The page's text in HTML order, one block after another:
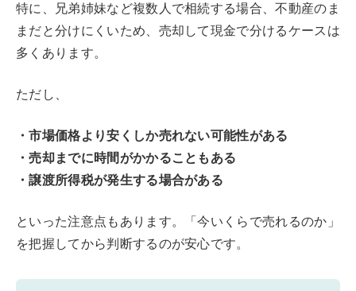
特に、兄弟姉妹など複数人で相続する場合、不動産のま
まだと分けにくいため、売却して現金で分けるケースは
多くあります。
ただし、
・市場価格より安くしか売れない可能性がある
・売却までに時間がかかることもある
・譲渡所得税が発生する場合がある
といった注意点もあります。「今いくらで売れるのか」
を把握してから判断するのが安心です。